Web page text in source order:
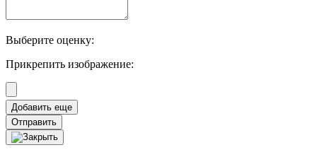
Выберите оценку:
Прикрепить изображение:
Отправить